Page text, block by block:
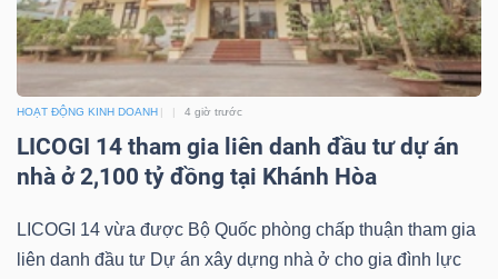
HOẠT ĐỘNG KINH DOANH 4 giờ trước
LICOGI 14 tham gia liên danh đầu tư dự án
nhà ở 2,100 tỷ đồng tại Khánh Hòa
LICOGI 14 vừa được Bộ Quốc phòng chấp thuận tham gia
liên danh đầu tư Dự án xây dựng nhà ở cho gia đình lực
BẤT
ĐỘNG
Mã
chứng
(-)